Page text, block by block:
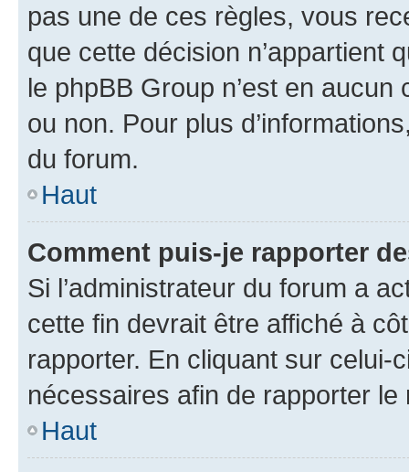
pas une de ces règles, vous
que cette décision n’appartient
le phpBB Group n’est en
ou non. Pour plus
du forum.
Haut
Comment puis-je rapporter
Si l’administrateur du forum a
cette fin devrait être affiché à
rapporter. En cliquant sur
nécessaires afin de rapporter le
Haut